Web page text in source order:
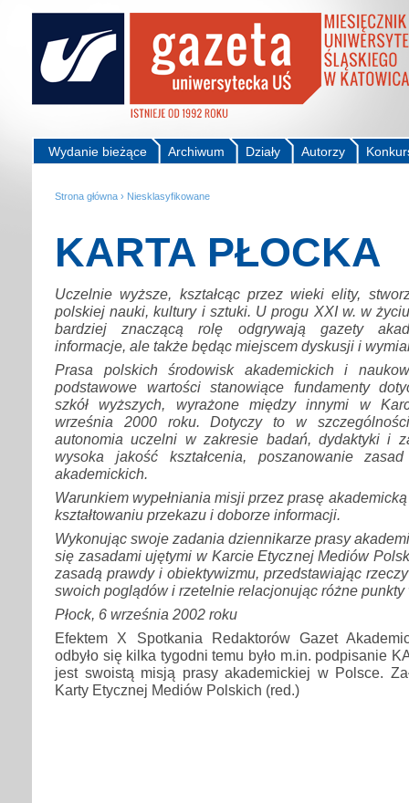
Autorzy
Działy
Archiwum
Wydanie bieżące
Strona główna › Niesklasyfikowane
KARTA PŁOCKA
Uczelnie wyższe, kształcąc przez wieki elity,
polskiej nauki, kultury i sztuki. U progu XXI w. w
bardziej znaczącą rolę odgrywają gazety
informacje, ale także będąc miejscem dyskusji i
Prasa polskich środowisk akademickich i
podstawowe wartości stanowiące fundamenty
szkół wyższych, wyrażone między innymi w
września 2000 roku. Dotyczy to w
autonomia uczelni w zakresie badań, dydaktyki i
wysoka jakość kształcenia, poszanowanie
akademickich.
Warunkiem wypełniania misji przez prasę
kształtowaniu przekazu i doborze informacji.
Wykonując swoje zadania dziennikarze prasy
się zasadami ujętymi w Karcie Etycznej Mediów
zasadą prawdy i obiektywizmu, przedstawiając
swoich poglądów i rzetelnie relacjonując różne punkty
Płock, 6 września 2002 roku
Efektem X Spotkania Redaktorów Gazet
odbyło się kilka tygodni temu było m.in. podpisanie
jest swoistą misją prasy akademickiej w Polsce.
Karty Etycznej Mediów Polskich (red.)